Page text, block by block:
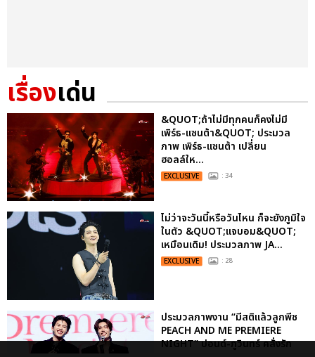
เรื่องเด่น
&QUOT;ถ้าไม่มีทุกคนก็คงไม่มี
เพิร์ธ-แซนต้า&QUOT; ประมวล
ภาพ เพิร์ธ-แซนต้า เปลี่ยน
ฮอลล์ให...
EXCLUSIVE : 34
ไม่ว่าจะวันนี้หรือวันไหน ก็จะยังภูมิใจ
ในตัว &QUOT;แจบอม&QUOT;
เหมือนเดิม! ประมวลภาพ JA...
EXCLUSIVE : 28
ประมวลภาพงาน “มีสติแล้วลูกพีช
PEACH AND ME PREMIERE
NIGHT” ปอนด์-ภูวินทร์ คลั่งรัก